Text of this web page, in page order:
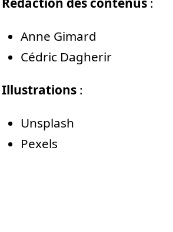
Anne Gimard
Cédric Dagherir
Illustrations:
Unsplash
Pexels